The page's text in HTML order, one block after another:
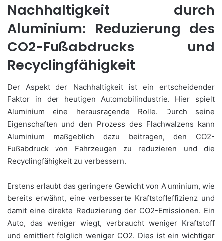
Nachhaltigkeit durch
Aluminium: Reduzierung des
CO2-Fußabdrucks und
Recyclingfähigkeit
Der Aspekt der Nachhaltigkeit ist ein entscheidender
Faktor in der heutigen Automobilindustrie. Hier spielt
Aluminium eine herausragende Rolle. Durch seine
Eigenschaften und den Prozess des Flachwalzens kann
Aluminium maßgeblich dazu beitragen, den CO2-
Fußabdruck von Fahrzeugen zu reduzieren und die
Recyclingfähigkeit zu verbessern.
Erstens erlaubt das geringere Gewicht von Aluminium, wie
bereits erwähnt, eine verbesserte Kraftstoffeffizienz und
damit eine direkte Reduzierung der CO2-Emissionen. Ein
Auto, das weniger wiegt, verbraucht weniger Kraftstoff
und emittiert folglich weniger CO2. Dies ist ein wichtiger